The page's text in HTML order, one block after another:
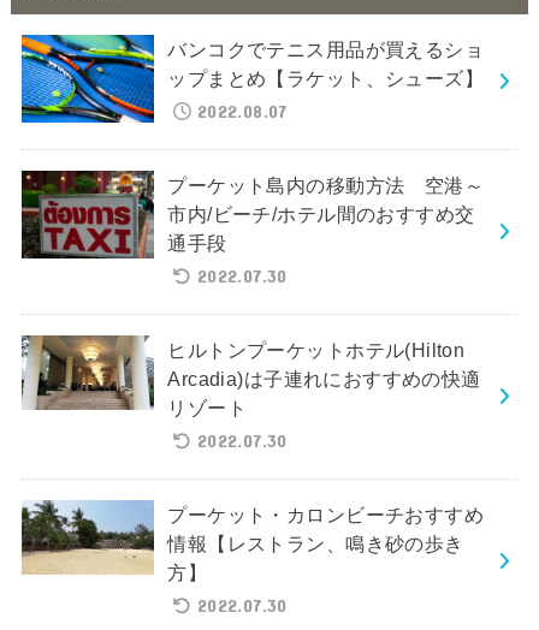
バンコクでテニス用品が買えるショ
ップまとめ【ラケット、シューズ】
2022.08.07
プーケット島内の移動方法 空港～
市内/ビーチ/ホテル間のおすすめ交
通手段
2022.07.30
ヒルトンプーケットホテル(Hilton
Arcadia)は子連れにおすすめの快適
リゾート
2022.07.30
プーケット・カロンビーチおすすめ
情報【レストラン、鳴き砂の歩き
方】
2022.07.30